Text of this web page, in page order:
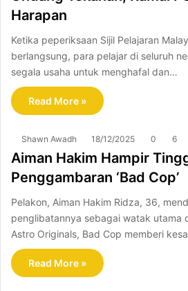
Harapan
Ketika peperiksaan Sijil Pelajaran
berlangsung, para pelajar di seluruh
segala usaha untuk menghafal dan…
Read More »
Shawn Awadh 18/12/2025 0 6
Aiman Hakim Hampir
Penggambaran ‘Bad Cop’
Pelakon, Aiman Hakim Ridza, 36,
penglibatannya sebagai watak utama
Astro Originals, Bad Cop memberi
Read More »